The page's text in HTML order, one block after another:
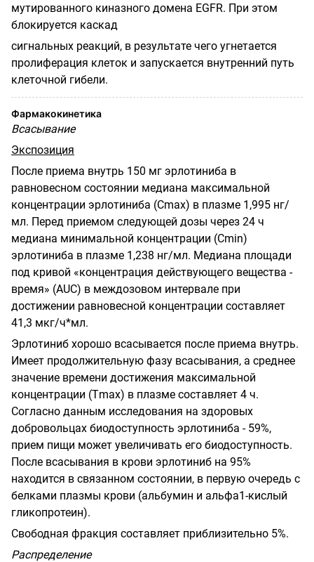
мутированного киназного домена EGFR. При этом
блокируется каскад
сигнальных реакций, в результате чего угнетается
пролиферация клеток и запускается внутренний путь
клеточной гибели.
Фармакокинетика
Всасывание
Экспозиция
После приема внутрь 150 мг эрлотиниба в
равновесном состоянии медиана максимальной
концентрации эрлотиниба (Сmах) в плазме 1,995 нг/
мл. Перед приемом следующей дозы через 24 ч
медиана минимальной концентрации (Cmin)
эрлотиниба в плазме 1,238 нг/мл. Медиана площади
под кривой «концентрация действующего вещества -
время» (AUC) в междозовом интервале при
достижении равновесной концентрации составляет
41,3 мкг/ч*мл.
Эрлотиниб хорошо всасывается после приема внутрь.
Имеет продолжительную фазу всасывания, а среднее
значение времени достижения максимальной
концентрации (Тmах) в плазме составляет 4 ч.
Согласно данным исследования на здоровых
добровольцах биодоступность эрлотиниба - 59%,
прием пищи может увеличивать его биодоступность.
После всасывания в крови эрлотиниб на 95%
находится в связанном состоянии, в первую очередь с
белками плазмы крови (альбумин и альфа1-кислый
гликопротеин).
Свободная фракция составляет приблизительно 5%.
Распределение